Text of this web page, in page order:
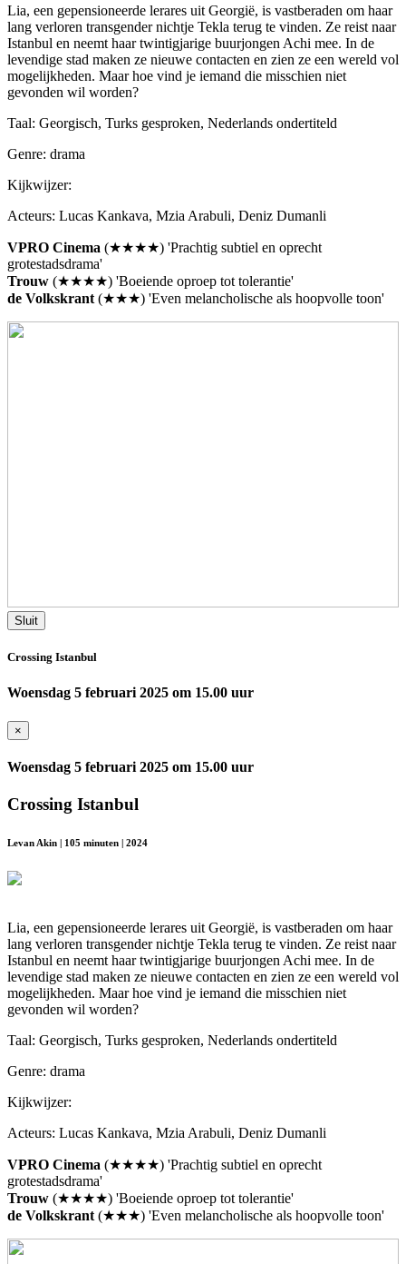
Lia, een gepensioneerde lerares uit Georgië, is vastberaden om haar
lang verloren transgender nichtje Tekla terug te vinden. Ze reist naar
Istanbul en neemt haar twintigjarige buurjongen Achi mee. In de
levendige stad maken ze nieuwe contacten en zien ze een wereld vol
mogelijkheden. Maar hoe vind je iemand die misschien niet
gevonden wil worden?
Taal: Georgisch, Turks gesproken, Nederlands ondertiteld
Genre: drama
Kijkwijzer:
Acteurs: Lucas Kankava, Mzia Arabuli, Deniz Dumanli
VPRO Cinema (★★★★) 'Prachtig subtiel en oprecht
grotestadsdrama'
Trouw (★★★★) 'Boeiende oproep tot tolerantie'
de Volkskrant (★★★) 'Even melancholische als hoopvolle toon'
Sluit
Crossing Istanbul
Woensdag 5 februari 2025 om 15.00 uur
×
Woensdag 5 februari 2025 om 15.00 uur
Crossing Istanbul
Levan Akin | 105 minuten | 2024
Lia, een gepensioneerde lerares uit Georgië, is vastberaden om haar
lang verloren transgender nichtje Tekla terug te vinden. Ze reist naar
Istanbul en neemt haar twintigjarige buurjongen Achi mee. In de
levendige stad maken ze nieuwe contacten en zien ze een wereld vol
mogelijkheden. Maar hoe vind je iemand die misschien niet
gevonden wil worden?
Taal: Georgisch, Turks gesproken, Nederlands ondertiteld
Genre: drama
Kijkwijzer:
Acteurs: Lucas Kankava, Mzia Arabuli, Deniz Dumanli
VPRO Cinema (★★★★) 'Prachtig subtiel en oprecht
grotestadsdrama'
Trouw (★★★★) 'Boeiende oproep tot tolerantie'
de Volkskrant (★★★) 'Even melancholische als hoopvolle toon'